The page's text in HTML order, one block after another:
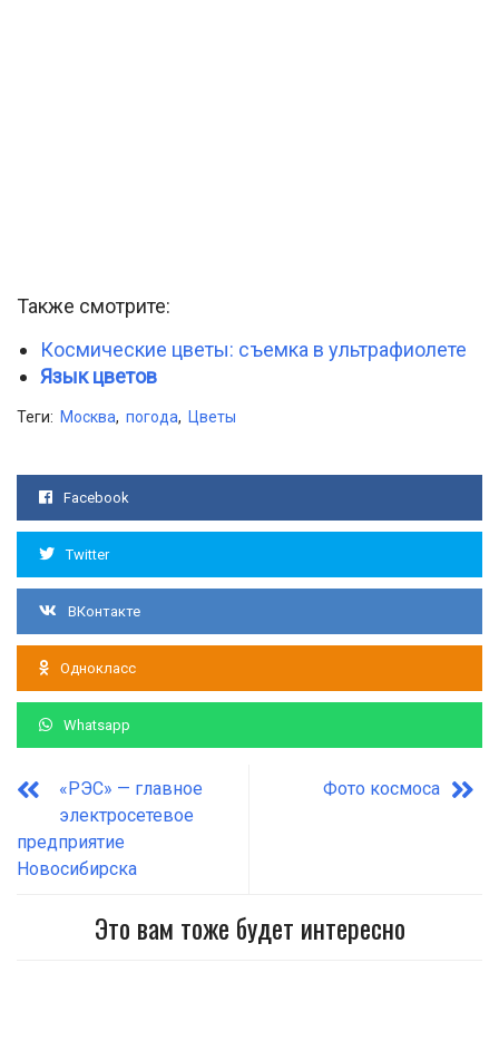
Также смотрите:
Космические цветы: съемка в ультрафиолете
Язык цветов
Теги: Москва, погода, Цветы
Facebook
Twitter
ВКонтакте
Однокласс
Whatsapp
«РЭС» — главное
электросетевое
предприятие
Новосибирска
Фото космоса
Это вам тоже будет интересно